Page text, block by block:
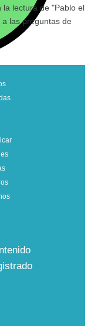
lectura de "Pablo el
las preguntas de